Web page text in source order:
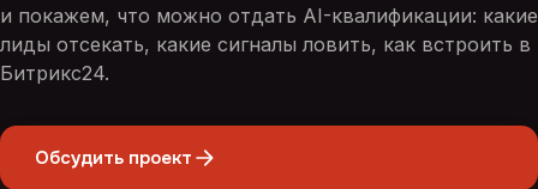
и покажем, что можно отдать AI-квалификации: какие
лиды отсекать, какие сигналы ловить, как встроить в
Битрикс24.
Обсудить проект